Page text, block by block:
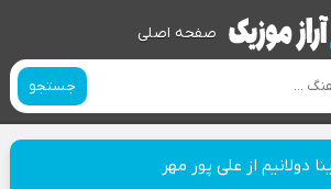
صفحه اصلی
جستجو
دولانیم از علی پور مهر